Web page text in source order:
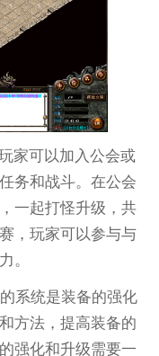
家可以加入公会或
务和战斗。在公会
一起打怪升级，共
，玩家可以参与与
。
系统是装备的强化
方法，提高装备的
强化和升级需要一